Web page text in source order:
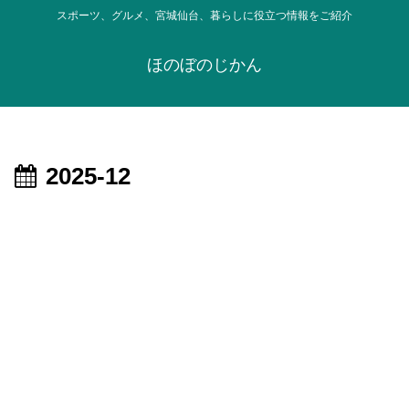
スポーツ、グルメ、宮城仙台、暮らしに役立つ情報をご紹介
ほのぼのじかん
2025-12